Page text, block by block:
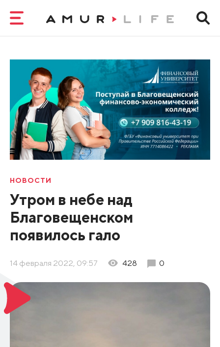
НОВОСТИ
Утром в небе над
Благовещенском
появилось гало
14 февраля 2022, 09:57 428 0